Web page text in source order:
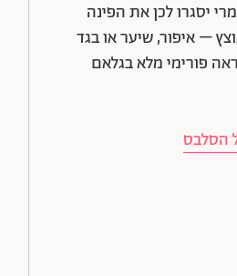
יסגרו לכן את הפינה
– איפור, שיער או בגד
פורימי מלא בגלאם
הסלבס